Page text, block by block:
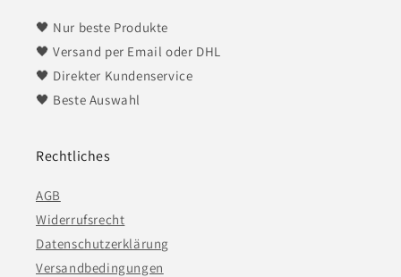
🖤 Nur beste Produkte
🖤 Versand per Email oder DHL
🖤 Direkter Kundenservice
​​​​​​​🖤 Beste Auswahl
Rechtliches
AGB
Widerrufsrecht
Datenschutzerklärung
Versandbedingungen